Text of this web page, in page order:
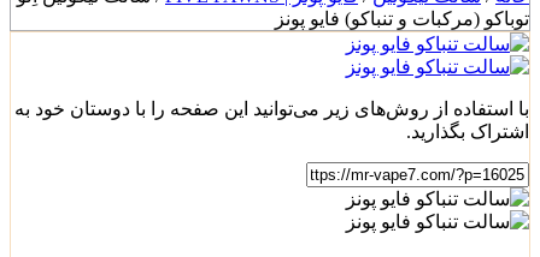
توباکو (مرکبات و تنباکو) فایو پونز
با استفاده از روش‌های زیر می‌توانید این صفحه را با دوستان خود به
اشتراک بگذارید.